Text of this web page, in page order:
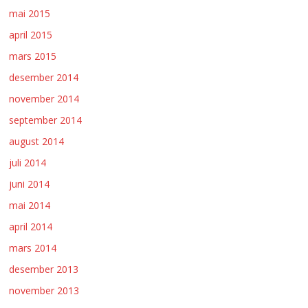
mai 2015
april 2015
mars 2015
desember 2014
november 2014
september 2014
august 2014
juli 2014
juni 2014
mai 2014
april 2014
mars 2014
desember 2013
november 2013